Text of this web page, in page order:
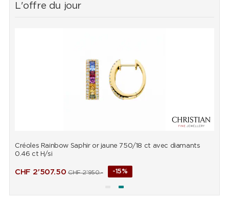
L'offre du jour
Créoles Rainbow Saphir or jaune 750/18 ct avec diamants
0.46 ct H/si
CHF 2'507.50 CHF2'950.- -15%